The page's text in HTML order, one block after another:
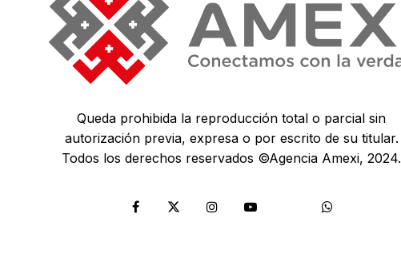
Queda prohibida la reproducción total o parcial sin
autorización previa, expresa o por escrito de su titular.
Todos los derechos reservados ©Agencia Amexi, 2024.